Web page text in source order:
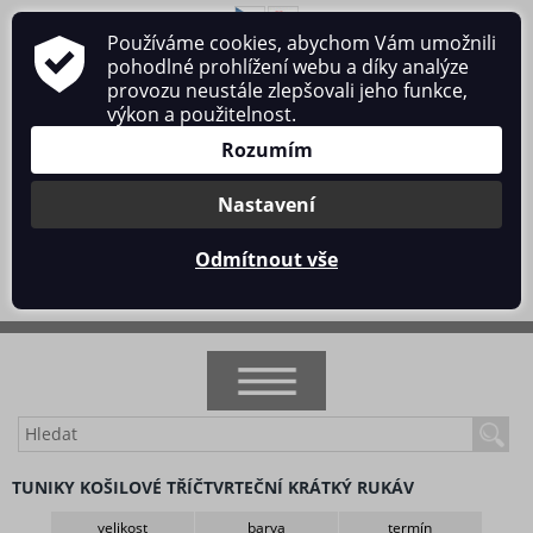
O nás Obchodní podmínky
Ochrana osobních údajů
Kontakt
Přihlásit se/Registrace
NOVINKY
TUNIKY KOŠILOVÉ TŘÍČTVRTEČNÍ KRÁTKÝ RUKÁV
velikost barva termín
Používáme cookies, abychom Vám umožnili
pohodlné prohlížení webu a díky analýze
provozu neustále zlepšovali jeho funkce,
výkon a použitelnost.
Rozumím
Nastavení
Odmítnout vše